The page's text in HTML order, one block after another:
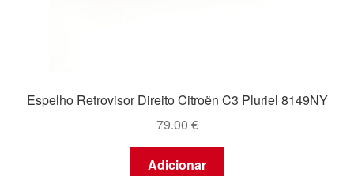
Espelho Retrovisor Direito Citroën C3 Pluriel 8149NY
79.00 €
Adicionar